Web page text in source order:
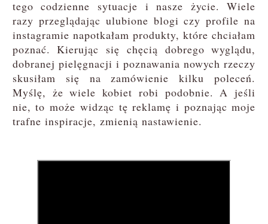
tego codzienne sytuacje i nasze życie. Wiele
razy przeglądając ulubione blogi czy profile na
instagramie napotkałam produkty, które chciałam
poznać. Kierując się chęcią dobrego wyglądu,
dobranej pielęgnacji i poznawania nowych rzeczy
skusiłam się na zamówienie kilku poleceń.
Myślę, że wiele kobiet robi podobnie. A jeśli
nie, to może widząc tę reklamę i poznając moje
trafne inspiracje, zmienią nastawienie.